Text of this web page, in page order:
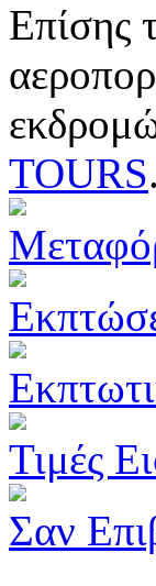
Επίσης
TOURS.
Τιμές
Σαν